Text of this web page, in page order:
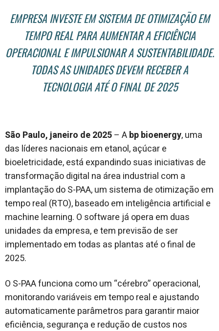
EMPRESA INVESTE EM SISTEMA DE OTIMIZAÇÃO EM
TEMPO REAL PARA AUMENTAR A EFICIÊNCIA
OPERACIONAL E IMPULSIONAR A SUSTENTABILIDADE.
TODAS AS UNIDADES DEVEM RECEBER A
TECNOLOGIA ATÉ O FINAL DE 2025
São Paulo, janeiro de 2025– Abp bioenergy, uma
das líderes nacionais em etanol, açúcar e
bioeletricidade, está expandindo suas iniciativas de
transformação digital na área industrial com a
implantação do S-PAA, um sistema de otimização em
tempo real (RTO), baseado em inteligência artificial e
machine learning. O software já opera em duas
unidades da empresa, e tem previsão de ser
implementado em todas as plantas até o final de
2025.
O S-PAA funciona como um “cérebro” operacional,
monitorando variáveis em tempo real e ajustando
automaticamente parâmetros para garantir maior
eficiência, segurança e redução de custos nos